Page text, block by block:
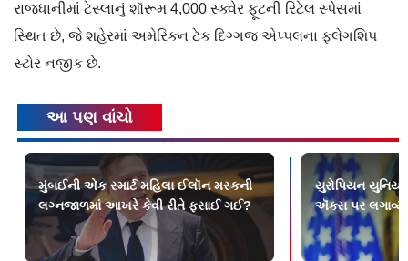
રાજધાનીમાં ટેસ્લાનું શૉરૂમ 4,000 સ્ક્વેર ફૂટની રિટેલ સ્પેસમાં
સ્થિત છે, જે શહેરમાં અમેરિકન ટેક દિગ્ગજ એપ્પલના ફ્લેગશિપ
સ્ટોર નજીક છે.
આ પણ વાંચો
મુંબઈની એક સ્માર્ટ મહિલા ઈલૉન મસ્કની
લગ્નજાળમાં આખરે કેવી રીતે ફસાઈ ગઈ?
યુરોપિયન
ઍક્સ પર લગાવ્યો